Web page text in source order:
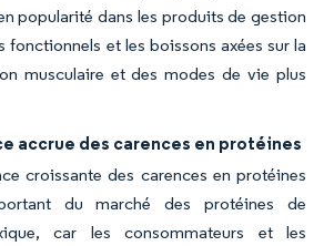
popularité dans les produits de gestion
fonctionnels et les boissons axées sur la
musculaire et des modes de vie plus
accrue des carences en protéines
croissante des carences en protéines
du marché des protéines de
car les consommateurs et les